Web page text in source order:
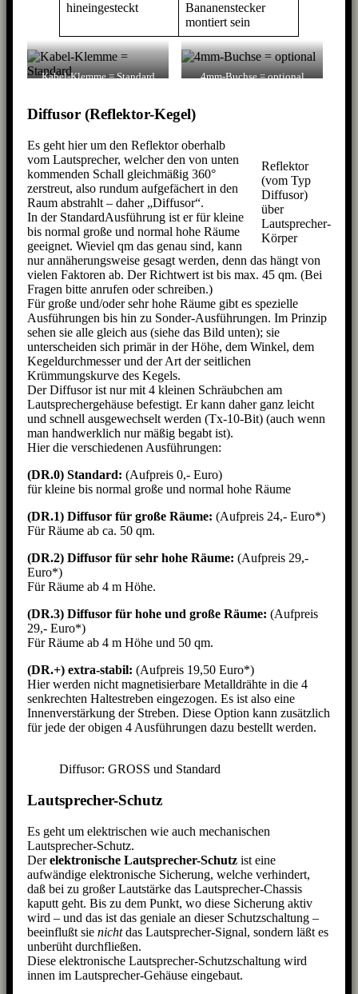
hineingesteckt
Bananenstecker
montiert sein
Kabel-Klemme = Standard 4mm-Buchse = optional
Diffusor (Reflektor-Kegel)
Reflektor
(vom Typ
Diffusor)
über
Lautsprecher-
Körper
Es geht hier um den Reflektor oberhalb
vom Lautsprecher, welcher den von unten
kommenden Schall gleichmäßig 360°
zerstreut, also rundum aufgefächert in den
Raum abstrahlt – daher „Diffusor“.
In der StandardAusführung ist er für kleine
bis normal große und normal hohe Räume
geeignet. Wieviel qm das genau sind, kann
nur annäherungsweise gesagt werden, denn das hängt von
vielen Faktoren ab. Der Richtwert ist bis max. 45 qm. (Bei
Fragen bitte anrufen oder schreiben.)
Für große und/oder sehr hohe Räume gibt es spezielle
Ausführungen bis hin zu Sonder-Ausführungen. Im Prinzip
sehen sie alle gleich aus (siehe das Bild unten); sie
unterscheiden sich primär in der Höhe, dem Winkel, dem
Kegeldurchmesser und der Art der seitlichen
Krümmungskurve des Kegels.
Der Diffusor ist nur mit 4 kleinen Schräubchen am
Lautsprechergehäuse befestigt. Er kann daher ganz leicht
und schnell ausgewechselt werden (Tx-10-Bit) (auch wenn
man handwerklich nur mäßig begabt ist).
Hier die verschiedenen Ausführungen:
(DR.0) Standard: (Aufpreis 0,- Euro)
für kleine bis normal große und normal hohe Räume
(DR.1) Diffusor für große Räume: (Aufpreis 24,- Euro*)
Für Räume ab ca. 50 qm.
(DR.2) Diffusor für sehr hohe Räume: (Aufpreis 29,-
Euro*)
Für Räume ab 4 m Höhe.
(DR.3) Diffusor für hohe und große Räume: (Aufpreis
29,- Euro*)
Für Räume ab 4 m Höhe und 50 qm.
(DR.+) extra-stabil: (Aufpreis 19,50 Euro*)
Hier werden nicht magnetisierbare Metalldrähte in die 4
senkrechten Haltestreben eingezogen. Es ist also eine
Innenverstärkung der Streben. Diese Option kann zusätzlich
für jede der obigen 4 Ausführungen dazu bestellt werden.
Diffusor: GROSS und Standard
Lautsprecher-Schutz
Es geht um elektrischen wie auch mechanischen
Lautsprecher-Schutz.
Derelektronische Lautsprecher-Schutz ist eine
aufwändige elektronische Sicherung, welche verhindert,
daß bei zu großer Lautstärke das Lautsprecher-Chassis
kaputt geht. Bis zu dem Punkt, wo diese Sicherung aktiv
wird – und das ist das geniale an dieser Schutzschaltung –
beeinflußt sie nichtdas Lautsprecher-Signal, sondern läßt es
unberüht durchfließen.
Diese elektronische Lautsprecher-Schutzschaltung wird
innen im Lautsprecher-Gehäuse eingebaut.